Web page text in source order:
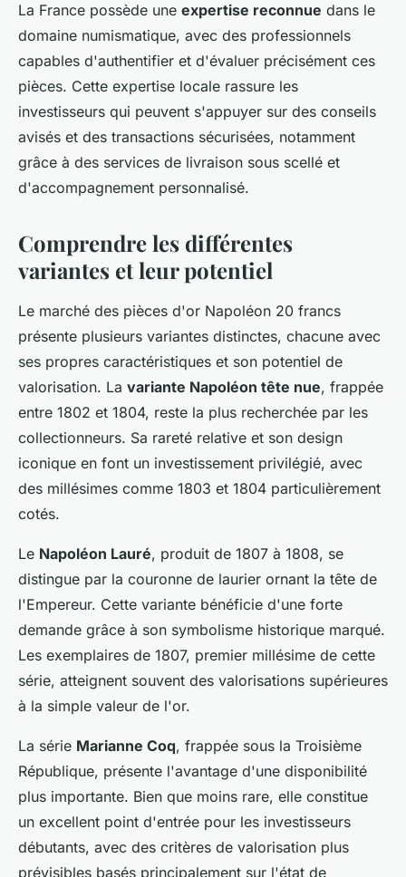
La France possède une expertise reconnue dans le
domaine numismatique, avec des professionnels
capables d'authentifier et d'évaluer précisément ces
pièces. Cette expertise locale rassure les
investisseurs qui peuvent s'appuyer sur des conseils
avisés et des transactions sécurisées, notamment
grâce à des services de livraison sous scellé et
d'accompagnement personnalisé.
Comprendre les différentes
variantes et leur potentiel
Le marché des pièces d'or Napoléon 20 francs
présente plusieurs variantes distinctes, chacune avec
ses propres caractéristiques et son potentiel de
valorisation. La variante Napoléon tête nue, frappée
entre 1802 et 1804, reste la plus recherchée par les
collectionneurs. Sa rareté relative et son design
iconique en font un investissement privilégié, avec
des millésimes comme 1803 et 1804 particulièrement
cotés.
Le Napoléon Lauré, produit de 1807 à 1808, se
distingue par la couronne de laurier ornant la tête de
l'Empereur. Cette variante bénéficie d'une forte
demande grâce à son symbolisme historique marqué.
Les exemplaires de 1807, premier millésime de cette
série, atteignent souvent des valorisations supérieures
à la simple valeur de l'or.
La série Marianne Coq, frappée sous la Troisième
République, présente l'avantage d'une disponibilité
plus importante. Bien que moins rare, elle constitue
un excellent point d'entrée pour les investisseurs
débutants, avec des critères de valorisation plus
prévisibles basés principalement sur l'état de